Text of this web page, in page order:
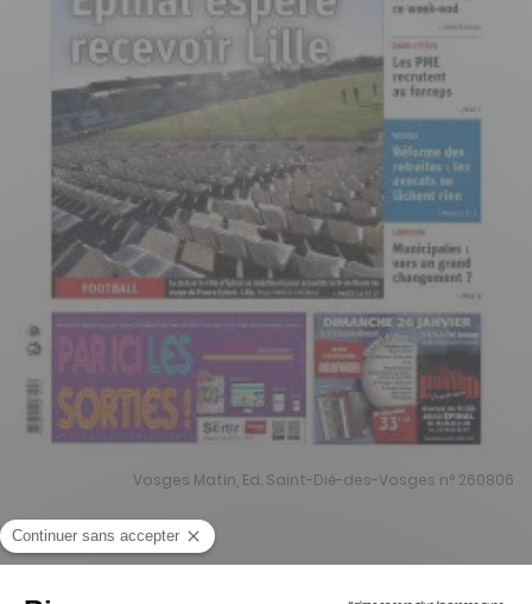
Vosges Matin, Ed. Saint-Dié-des-Vosges n° 260806
Je choisis un support